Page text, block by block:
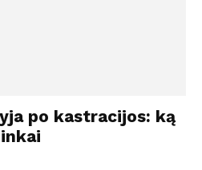
po kastracijos: ką